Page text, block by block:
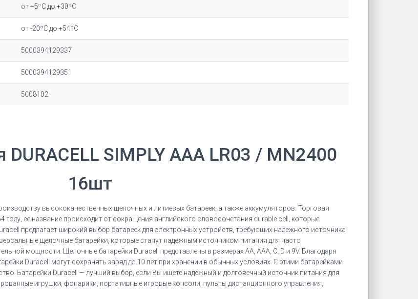
от +5ºC до +30ºC
от -20ºC до +54ºC
5000394129337
5000394129351
5008102
SIMPLY ААA LR03 / MN2400
16шт
высококачественных щелочных и литиевых батареек, а также аккумуляторов. Торговая
ее название происходит от сокращения английского словосочетания durable cell, которые
предлагает широкий выбор батареек для электронных устройств, требующих надежного источника
щелочные батарейки, которые станут надежным источником питания для часто
мощности. Щелочные батарейки Duracell представлены в размерах AA, AAA, C, D и 9V. Благодаря
Duracell могут сохранять заряд до 10 лет при хранении в обычных условиях. С этими батарейками
Батарейки Duracell — лучший выбор, если Вы ищете надежный и долговечный источник питания для
игрушки, фонарики, портативные игровые консоли, пульты дистанционного управления,